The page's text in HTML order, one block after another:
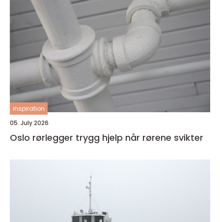
inspiration
05. July 2026
Oslo rørlegger trygg hjelp når rørene svikter